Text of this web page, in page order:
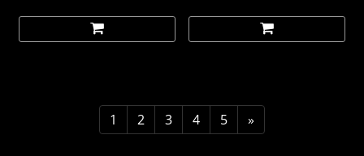
1 2 3 4 5 »